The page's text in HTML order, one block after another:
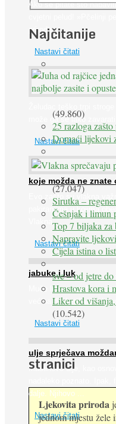
Ako se pitate što
prirodne ...
Nastavi čitati
Želudac teško trpi
može ga se lako
Nastavi čitati
koje možda ne znate
Evo zašto su vlakna
pakiranjima u kojima
Vlakna ...
Nastavi čitati
jabuke i luk
Muče li vas tegobe
većina dijabetičara u
Nastavi čitati
ulje sprječava
Maslinovo ulje, kao
dalje. Njihovo ...
Nastavi čitati
Najčitanije
(49.860)
25 razloga
Domaći lijekovi
(27.047)
Sirutka –
Češnjak i limun
Top 7 biljaka
Napravite
Cijela istina o
sve – od jetre
Hrastova kora i
Liker od
(10.542)
stranici
Ljekovita priroda
jednom mjestu žele